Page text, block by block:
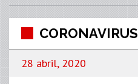
CORONAVIRUS
28 abril, 2020